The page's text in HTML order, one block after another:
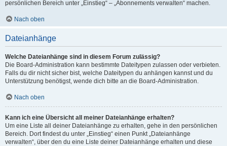
persönlichen Bereich unter „Einstieg“ – „Abonnements verwalten“ machen.
Nach oben
Dateianhänge
Welche Dateianhänge sind in diesem Forum zulässig?
Die Board-Administration kann bestimmte Dateitypen zulassen oder verbieten.
Falls du dir nicht sicher bist, welche Dateitypen du anhängen kannst und du
Unterstützung benötigst, wende dich bitte an die Board-Administration.
Nach oben
Kann ich eine Übersicht all meiner Dateianhänge erhalten?
Um eine Liste all deiner Dateianhänge zu erhalten, gehe in den persönlichen
Bereich. Dort findest du unter „Einstieg“ einen Punkt „Dateianhänge
verwalten“, über den du eine Liste deiner Dateianhänge erhalten und diese